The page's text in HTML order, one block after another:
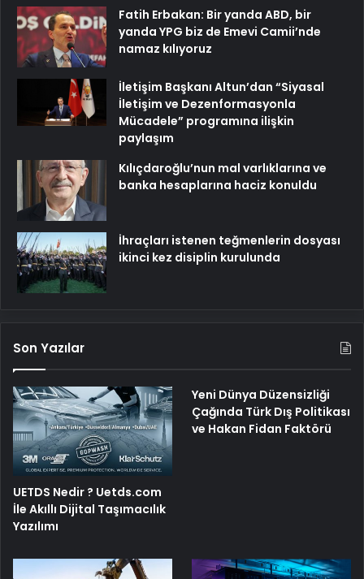
Fatih Erbakan: Bir yanda ABD, bir
yanda YPG biz de Emevi Camii’nde
namaz kılıyoruz
İletişim Başkanı Altun’dan “Siyasal
İletişim ve Dezenformasyonla
Mücadele” programına ilişkin
paylaşım
Kılıçdaroğlu’nun mal varlıklarına ve
banka hesaplarına haciz konuldu
İhraçları istenen teğmenlerin dosyası
ikinci kez disiplin kurulunda
Son Yazılar
UETDS Nedir ? Uetds.com
İle Akıllı Dijital Taşımacılık
Yazılımı
Yeni Dünya Düzensizliği
Çağında Türk Dış Politikası
ve Hakan Fidan Faktörü